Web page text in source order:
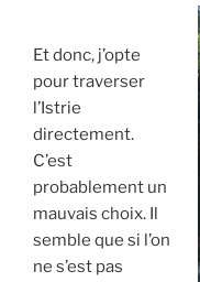
Et donc, j’opte
pour traverser
l’Istrie
directement.
C’est
probablement un
mauvais choix. Il
semble que si l’on
ne s’est pas